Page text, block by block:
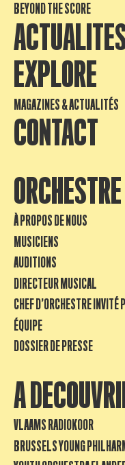
BEYOND THE SCORE
EXPLORE
MAGAZINES & ACTUALITÉS
CONTACT
ORCHESTRE
À PROPOS DE NOUS
MUSICIENS
AUDITIONS
DIRECTEUR MUSICAL
CHEF D’ORCHESTRE INVITÉ
ÉQUIPE
DOSSIER DE PRESSE
A
VLAAMS RADIOKOOR
BRUSSELS YOUNG